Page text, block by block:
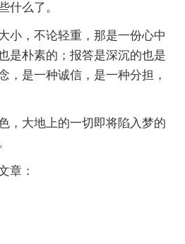
什么了。
，不论轻重，那是一份心中
是朴素的；报答是深沉的也是
，是一种诚信，是一种分担，
大地上的一切即将陷入梦的
章：